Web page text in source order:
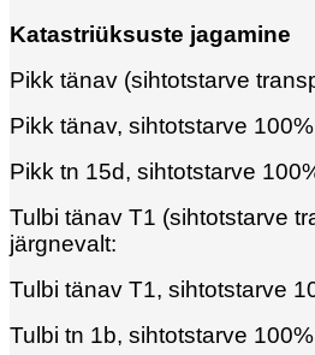
Katastriüksuste jagamine
Pikk tänav (sihtotstarve
Pikk tänav, sihtotstarve
Pikk tn 15d, sihtotstarve
Tulbi tänav T1 (sihtotstarve
järgnevalt:
Tulbi tänav T1, sihtotstarve
Tulbi tn 1b, sihtotstarve